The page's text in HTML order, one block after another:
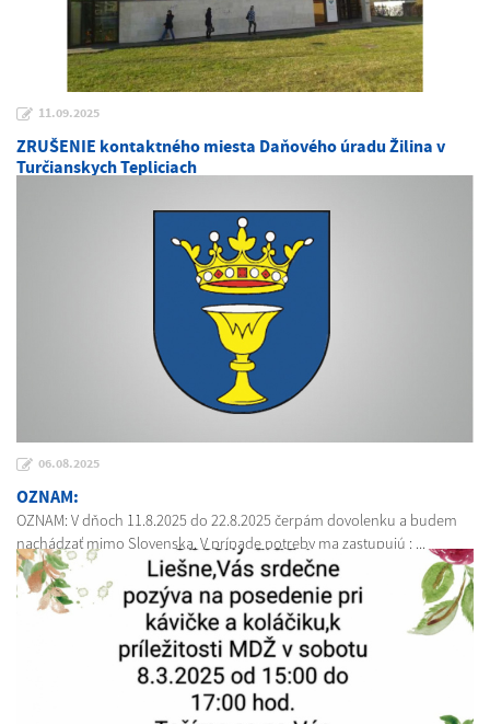
11.09.2025
ZRUŠENIE kontaktného miesta Daňového úradu Žilina v
Turčianskych Tepliciach
06.08.2025
OZNAM:
OZNAM: V dňoch 11.8.2025 do 22.8.2025 čerpám dovolenku a budem
nachádzať mimo Slovenska. V prípade potreby ma zastupujú : ...